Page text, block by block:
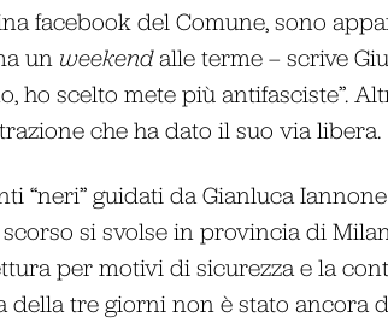
facebook del Comune, sono
un weekendalle terme – scrive
ho scelto mete più antifasciste”.
che ha dato il suo via libera.
“neri” guidati da Gianluca
scorso si svolse in provincia di
per motivi di sicurezza e la
della tre giorni non è stato ancora